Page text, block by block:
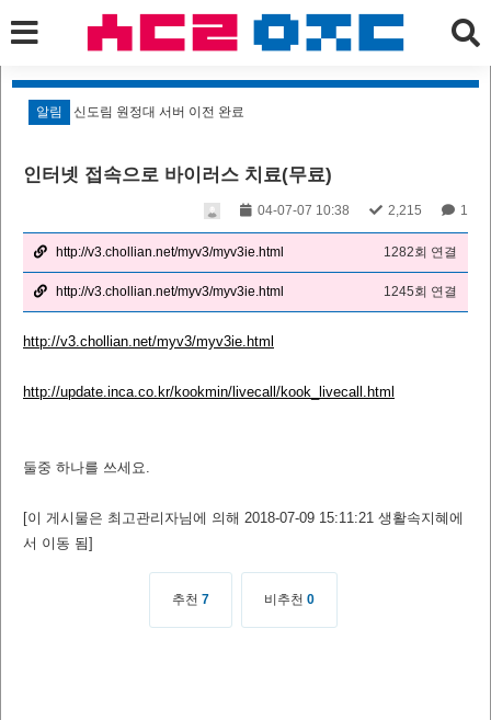
알림 신도림 원정대 서버 이전 완료
인터넷 접속으로 바이러스 치료(무료)
04-07-07 10:38 2,215 1
http://v3.chollian.net/myv3/myv3ie.html 1282회 연결
http://v3.chollian.net/myv3/myv3ie.html 1245회 연결
http://v3.chollian.net/myv3/myv3ie.html
http://update.inca.co.kr/kookmin/livecall/kook_livecall.html
둘중 하나를 쓰세요.
[이 게시물은 최고관리자님에 의해 2018-07-09 15:11:21 생활속지혜에
서 이동 됨]
추천 7 비추천 0